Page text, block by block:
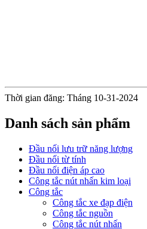
Thời gian đăng: Tháng 10-31-2024
Danh sách sản phẩm
Đầu nối lưu trữ năng lượng
Đầu nối từ tính
Đầu nối điện áp cao
Công tắc nút nhấn kim loại
Công tắc
Công tắc xe đạp điện
Công tắc nguồn
Công tắc nút nhấn